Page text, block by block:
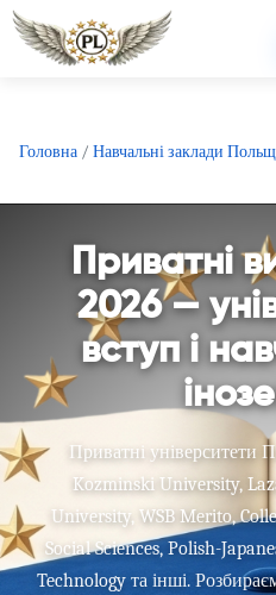
Головна / Навчальні заклади
Приватні
2026 —
вступ і
Приватні університети
Kozminski University,
University, WSB Merito,
Social Sciences, Polish-
Technology та інші.